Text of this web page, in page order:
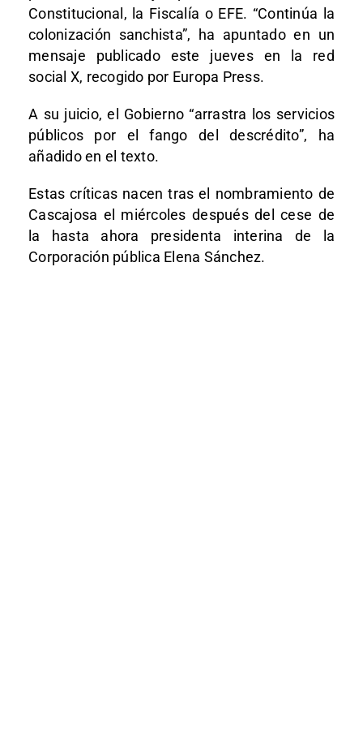
Constitucional, la Fiscalía o EFE. “Continúa la
colonización sanchista”, ha apuntado en un
mensaje publicado este jueves en la red
social X, recogido por Europa Press.
A su juicio, el Gobierno “arrastra los servicios
públicos por el fango del descrédito”, ha
añadido en el texto.
Estas críticas nacen tras el nombramiento de
Cascajosa el miércoles después del cese de
la hasta ahora presidenta interina de la
Corporación pública Elena Sánchez.